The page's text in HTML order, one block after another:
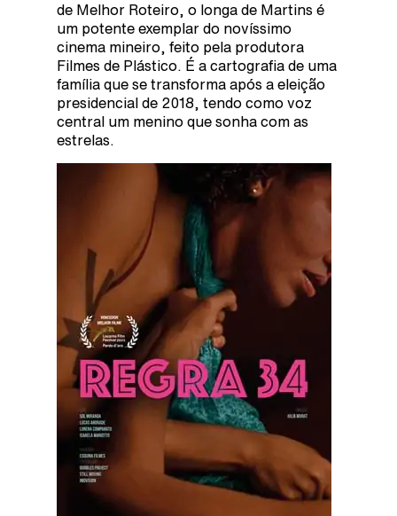
de Melhor Roteiro, o longa de Martins é
um potente exemplar do novíssimo
cinema mineiro, feito pela produtora
Filmes de Plástico. É a cartografia de uma
família que se transforma após a eleição
presidencial de 2018, tendo como voz
central um menino que sonha com as
estrelas.